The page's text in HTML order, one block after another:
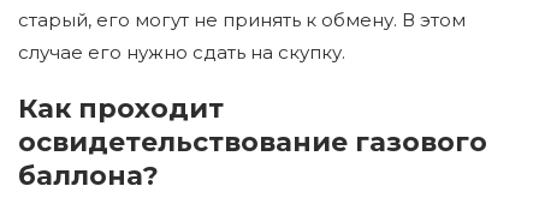
старый, его могут не принять к обмену. В этом
случае его нужно сдать на скупку.
Как проходит
освидетельствование газового
баллона?